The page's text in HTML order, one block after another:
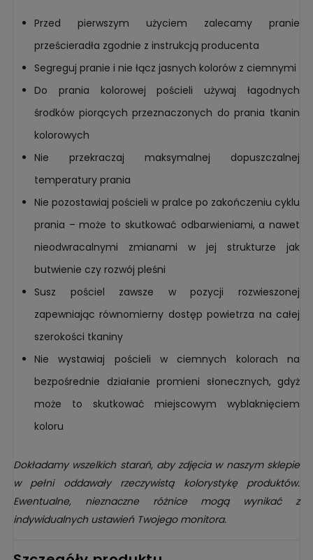
Przed pierwszym użyciem zalecamy pranie
prześcieradła zgodnie z instrukcją producenta
Segreguj pranie i nie łącz jasnych kolorów z ciemnymi
Do prania kolorowej pościeli używaj łagodnych
środków piorących przeznaczonych do prania tkanin
kolorowych
Nie przekraczaj maksymalnej dopuszczalnej
temperatury prania
Nie pozostawiaj pościeli w pralce po zakończeniu cyklu
prania – może to skutkować odbarwieniami, a nawet
nieodwracalnymi zmianami w jej strukturze jak
butwienie czy rozwój pleśni
Susz pościel zawsze w pozycji rozwieszonej
zapewniając równomierny dostęp powietrza na całej
szerokości tkaniny
Nie wystawiaj pościeli w ciemnych kolorach na
bezpośrednie działanie promieni słonecznych, gdyż
może to skutkować miejscowym wyblaknięciem
koloru
Dokładamy wszelkich starań, aby zdjęcia w naszym sklepie
w pełni oddawały rzeczywistą kolorystykę produktów.
Ewentualne, nieznaczne różnice mogą wynikać z
indywidualnych ustawień Twojego monitora.